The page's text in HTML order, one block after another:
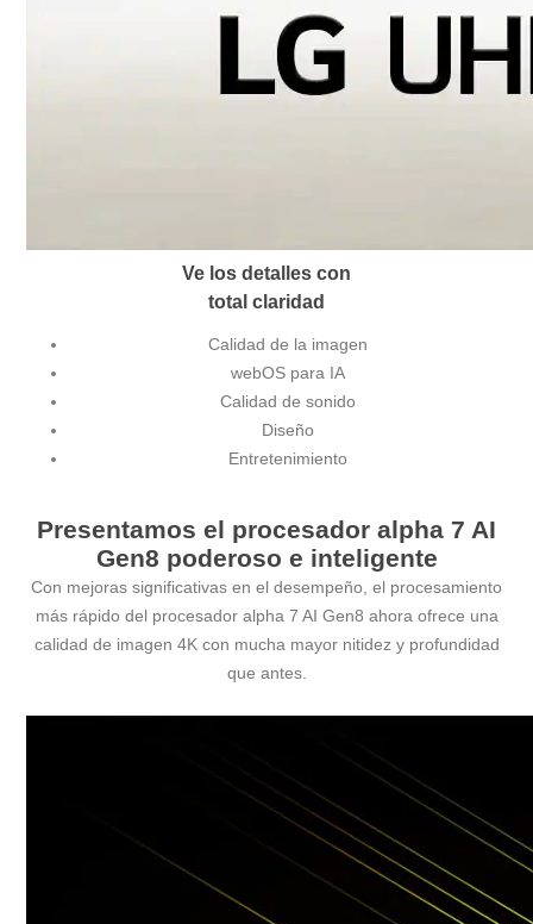
Ve los detalles con
total claridad
Calidad de la imagen
webOS para IA
Calidad de sonido
Diseño
Entretenimiento
Presentamos el procesador alpha 7 AI
Gen8 poderoso e inteligente
Con mejoras significativas en el desempeño, el procesamiento
más rápido del procesador alpha 7 AI Gen8 ahora ofrece una
calidad de imagen 4K con mucha mayor nitidez y profundidad
que antes.